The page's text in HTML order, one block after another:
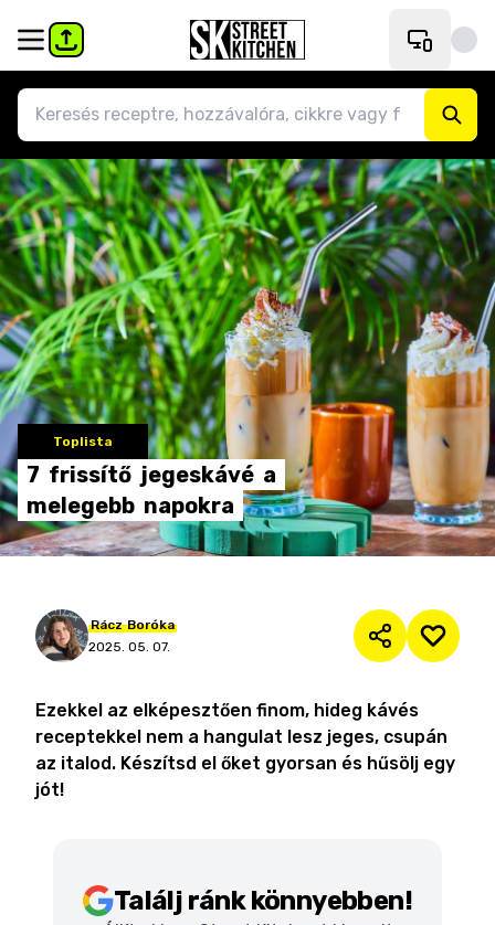
Toplista
7 frissítő jegeskávé a
melegebb napokra
Rácz Boróka
2025. 05. 07.
Ezekkel az elképesztően finom, hideg kávés
receptekkel nem a hangulat lesz jeges, csupán
az italod. Készítsd el őket gyorsan és hűsölj egy
jót!
Találj ránk könnyebben!